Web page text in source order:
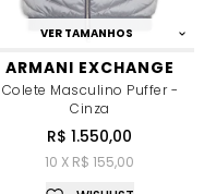
VER TAMANHOS
ARMANI EXCHANGE
Colete Masculino Puffer -
Cinza
R$ 1.550,00
10 X R$ 155,00